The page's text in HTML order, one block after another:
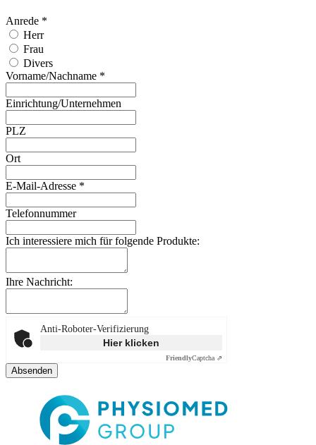
Anrede *
Herr
Frau
Divers
Vorname/Nachname *
Einrichtung/Unternehmen
PLZ
Ort
E-Mail-Adresse *
Telefonnummer
Ich interessiere mich für folgende Produkte:
Ihre Nachricht:
Anti-Roboter-Verifizierung
Hier klicken
FriendlyCaptcha ⇗
Absenden